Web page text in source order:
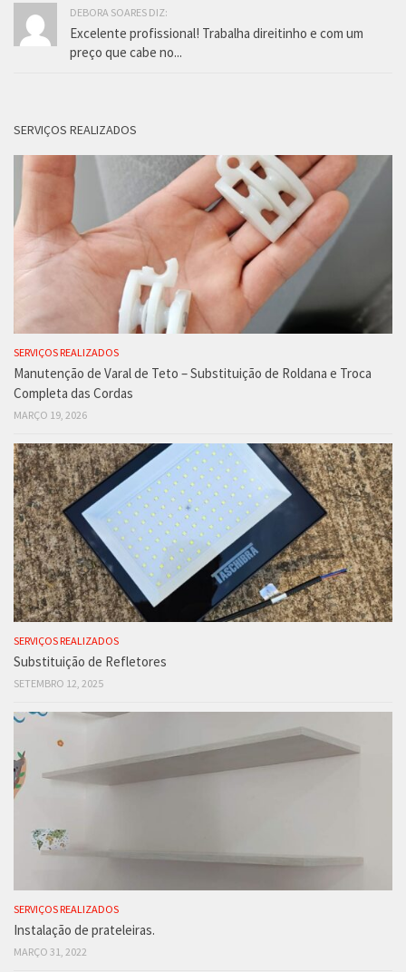
DEBORA SOARES DIZ:
Excelente profissional! Trabalha direitinho e com um
preço que cabe no...
SERVIÇOS REALIZADOS
SERVIÇOS REALIZADOS
Manutenção de Varal de Teto – Substituição de Roldana e Troca
Completa das Cordas
MARÇO 19, 2026
SERVIÇOS REALIZADOS
Substituição de Refletores
SETEMBRO 12, 2025
SERVIÇOS REALIZADOS
Instalação de prateleiras.
MARÇO 31, 2022